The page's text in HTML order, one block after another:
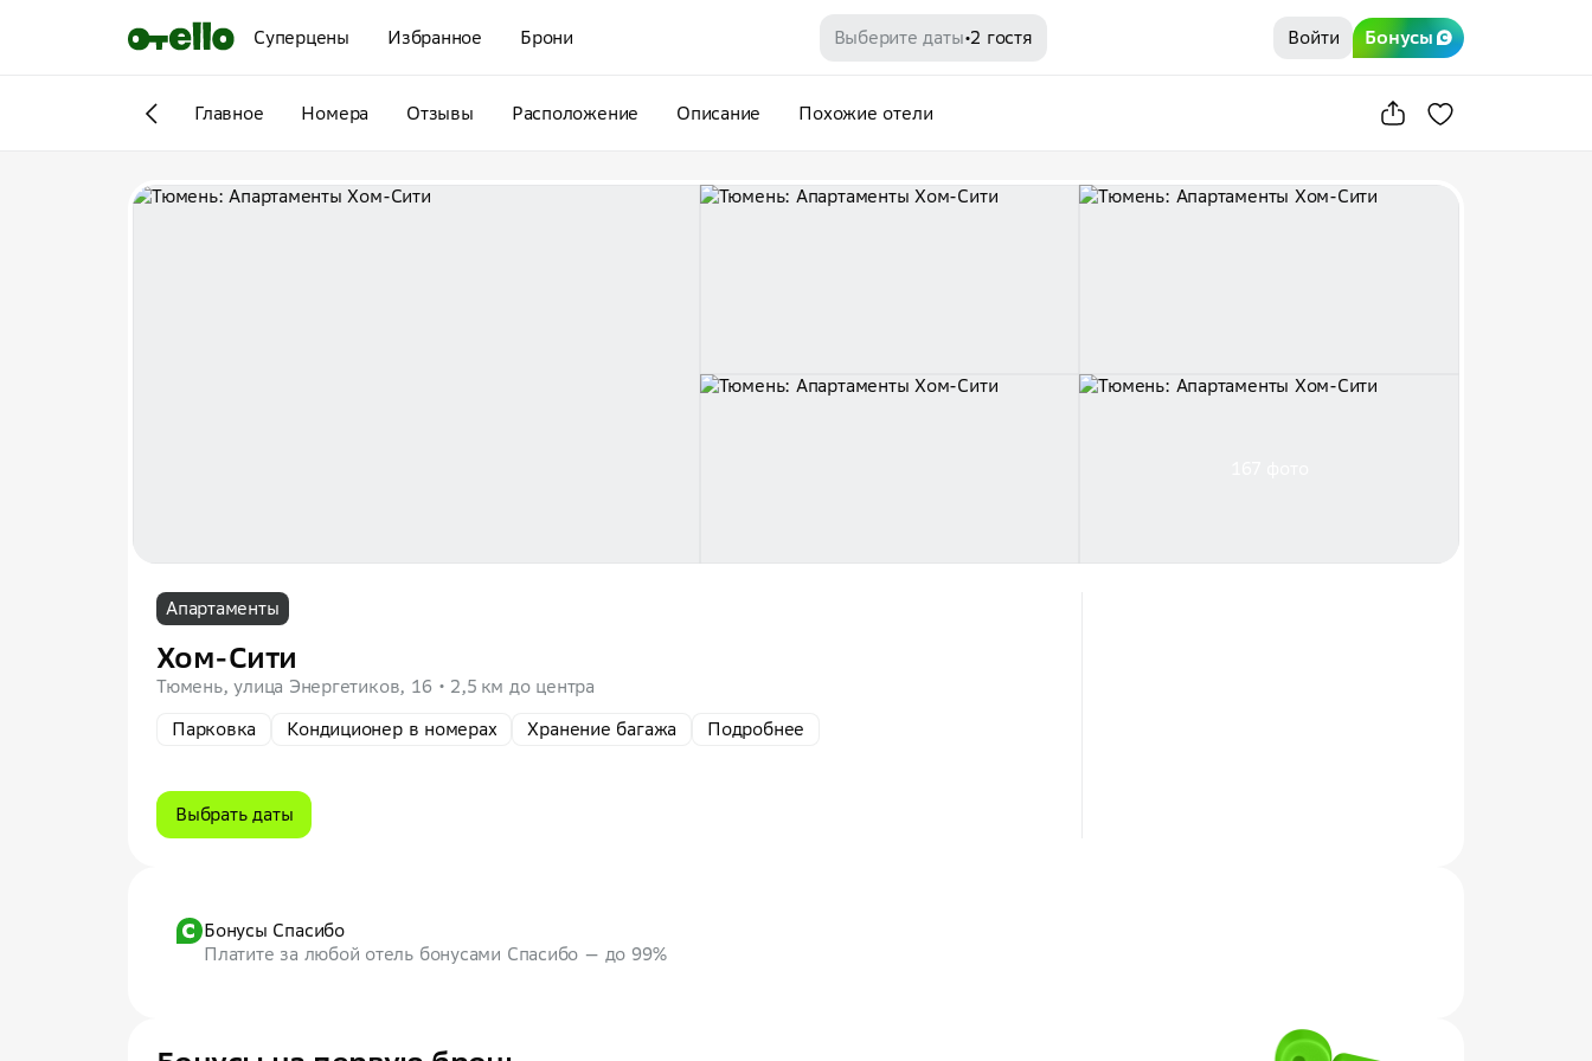
Суперцены Избранное Брони Выберите даты•2 гостя Войти Бонусы
Главное Номера Отзывы Расположение Описание Похожие отели
Апартаменты
Хом-Сити
Тюмень, улица Энергетиков, 16
2,5 км до центра
Парковка
Кондиционер в номерах Хранение багажа Подробнее
Выбрать даты
Бонусы Спасибо
Платите за любой отель бонусами Спасибо — до 99%